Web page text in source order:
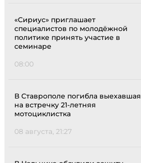
«Сириус» приглашает
специалистов по молодёжной
политике принять участие в
семинаре
08:00
В Ставрополе погибла выехавшая
на встречку 21-летняя
мотоциклистка
08 августа, 21:27